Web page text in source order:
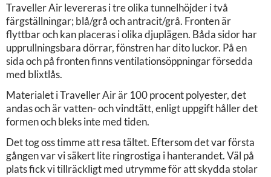
Traveller Air levereras i tre olika tunnelhöjder i två
färgställningar; blå/grå och antracit/grå. Fronten är
flyttbar och kan placeras i olika djuplägen. Båda sidor har
upprullningsbara dörrar, fönstren har dito luckor. På en
sida och på fronten finns ventilationsöppningar försedda
med blixtlås.
Materialet i Traveller Air är 100 procent polyester, det
andas och är vatten- och vindtätt, enligt uppgift håller det
formen och bleks inte med tiden.
Det tog oss timme att resa tältet. Eftersom det var första
gången var vi säkert lite ringrostiga i hanterandet. Väl på
plats fick vi tillräckligt med utrymme för att skydda stolar